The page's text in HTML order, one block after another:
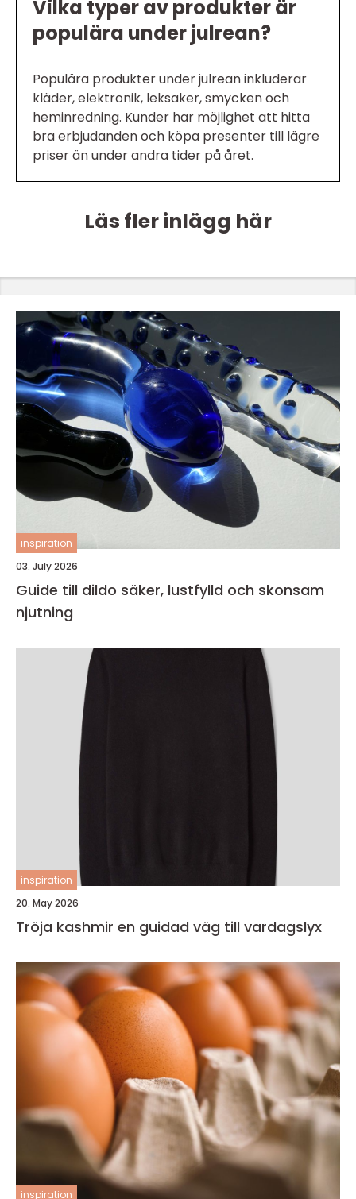
Vilka typer av produkter är
populära under julrean?
Populära produkter under julrean inkluderar
kläder, elektronik, leksaker, smycken och
heminredning. Kunder har möjlighet att hitta
bra erbjudanden och köpa presenter till lägre
priser än under andra tider på året.
Läs fler inlägg här
inspiration
03. July 2026
Guide till dildo säker, lustfylld och skonsam
njutning
inspiration
20. May 2026
Tröja kashmir en guidad väg till vardagslyx
inspiration